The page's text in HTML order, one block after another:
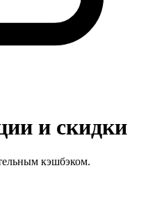
и скидки
кэшбэком.